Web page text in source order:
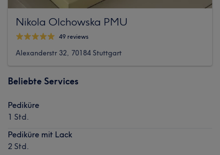
Nikola Olchowska PMU
49 reviews
Alexanderstr 32, 70184 Stuttgart
Beliebte Services
Pediküre
1 Std.
Pediküre mit Lack
2 Std.